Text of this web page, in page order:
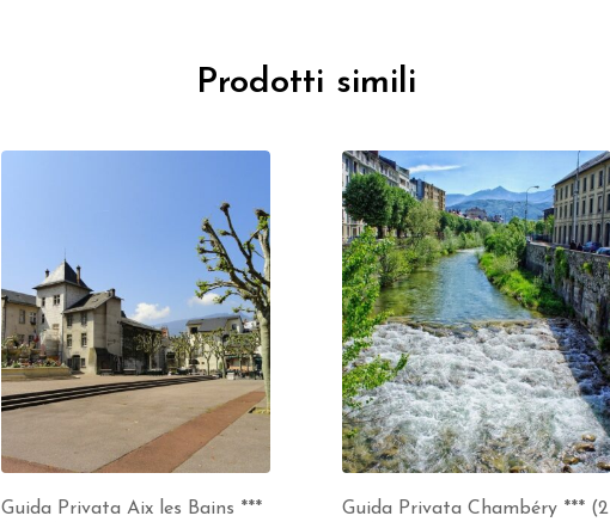
Prodotti simili
Guida Privata Aix les Bains ***
Guida Privata Chambéry *** (2